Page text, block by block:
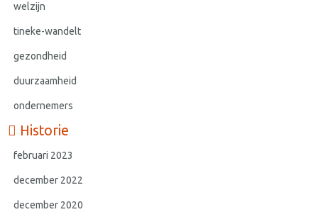
welzijn
tineke-wandelt
gezondheid
duurzaamheid
ondernemers
Historie
februari 2023
december 2022
december 2020